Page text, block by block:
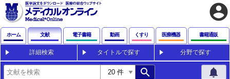
account_circle
ホーム 文献 電子書籍 動画 くすり 医療機器 書籍通販
詳細検索 タイトルで探す 分野で探す
search notifications